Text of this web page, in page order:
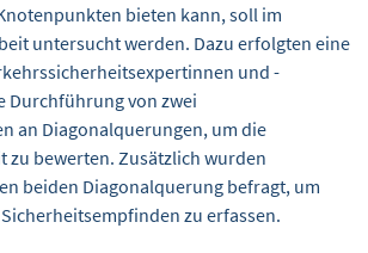
bieten kann, soll im
untersucht werden. Dazu erfolgten eine
und -
Durchführung von zwei
an Diagonalquerungen, um die
zu bewerten. Zusätzlich wurden
beiden Diagonalquerung befragt, um
zu erfassen.